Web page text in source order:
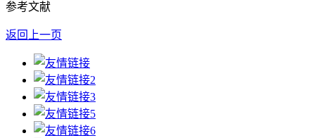
参考文献
返回上一页